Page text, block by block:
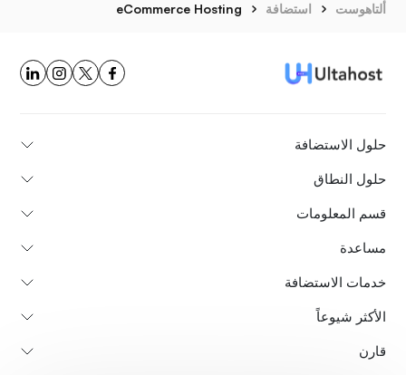
ألتاهوست استضافة eCommerce Hosting
حلول الاستضافة
حلول النطاق
قسم المعلومات
مساعدة
خدمات الاستضافة
الأكثر شيوعاً
قارن